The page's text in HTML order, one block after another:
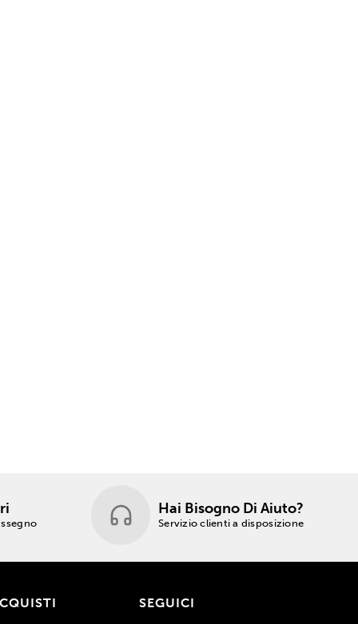
Hai Bisogno Di Aiuto?
Servizio clienti a disposizione
SEGUICI